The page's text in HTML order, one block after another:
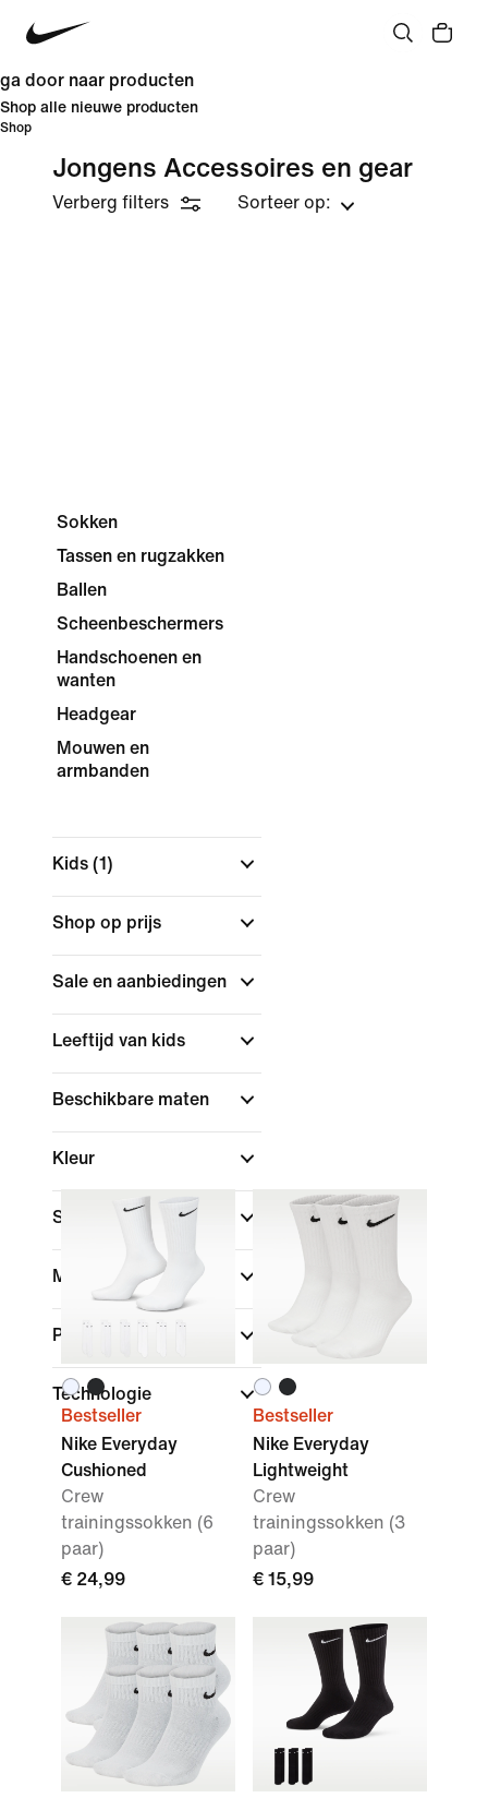
ga door naar producten
Shop alle nieuwe producten
Shop
Jongens Accessoires en gear
Verberg filters Sorteer op:
Sokken
Tassen en rugzakken
Ballen
Scheenbeschermers
Handschoenen en
wanten
Headgear
Mouwen en
armbanden
Kids (1)
Shop op prijs
Sale en aanbiedingen
Leeftijd van kids
Beschikbare maten
Kleur
Sport
Merk
Pasvorm
Technologie
Bestseller
Nike Everyday
Cushioned
Crew
trainingssokken (6
paar)
€ 24,99
Bestseller
Nike Everyday
Lightweight
Crew
trainingssokken (3
paar)
€ 15,99